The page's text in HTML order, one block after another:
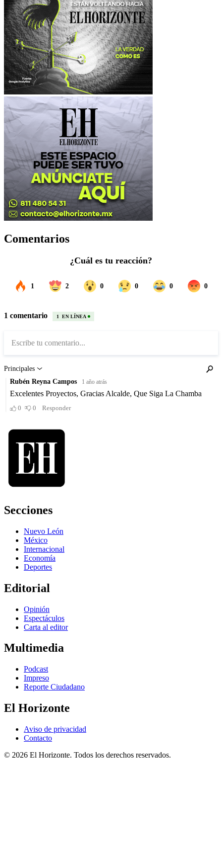
Comentarios
Secciones
Nuevo León
México
Internacional
Economía
Deportes
Editorial
Opinión
Espectáculos
Carta al editor
Multimedia
Podcast
Impreso
Reporte Ciudadano
El Horizonte
Aviso de privacidad
Contacto
© 2026 El Horizonte. Todos los derechos reservados.